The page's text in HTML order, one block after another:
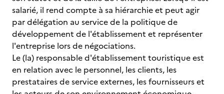
salarié, il rend compte à sa hiérarchie et peut agir
par délégation au service de la politique de
développement de l'établissement et représenter
l'entreprise lors de négociations.
Le (la) responsable d'établissement touristique est
en relation avec le personnel, les clients, les
prestataires de service externes, les fournisseurs et